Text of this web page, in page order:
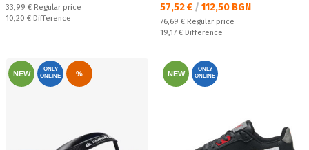
Regular price:
33,99 € Regular price
Спестявате:
10,20 € Difference
Текуща цена:
57,52 € / 112,50 BGN
Regular price:
76,69 € Regular price
Спестявате:
19,17 € Difference
NEW
ONLY
ONLINE
% NEW
ONLY
ONLINE